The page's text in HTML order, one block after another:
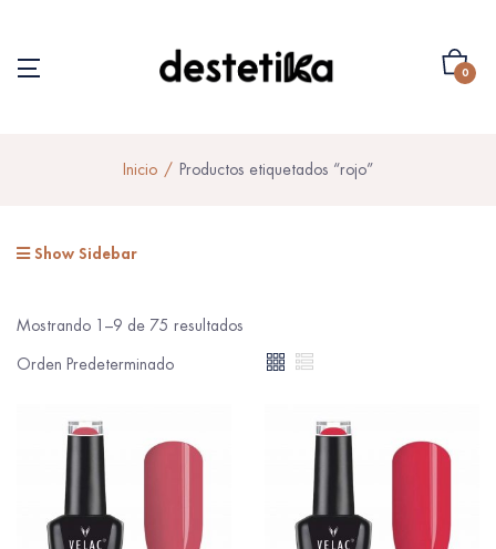
0
Inicio Productos etiquetados “rojo”
Show Sidebar
Mostrando 1–9 de 75 resultados